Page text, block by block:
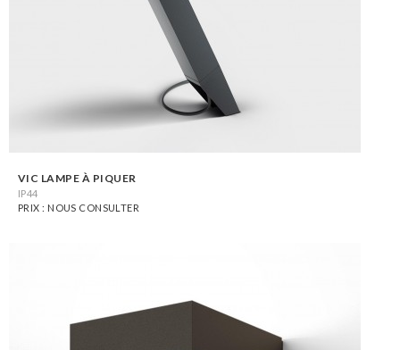
VIC LAMPE À PIQUER
IP44
PRIX : NOUS CONSULTER